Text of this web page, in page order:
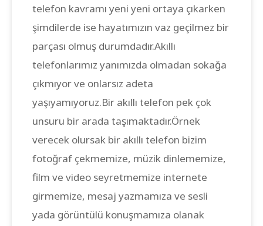
telefon kavramı yeni yeni ortaya çıkarken
şimdilerde ise hayatımızın vaz geçilmez bir
parçası olmuş durumdadır.Akıllı
telefonlarımız yanımızda olmadan sokağa
çıkmıyor ve onlarsız adeta
yaşıyamıyoruz.Bir akıllı telefon pek çok
unsuru bir arada taşımaktadır.Örnek
verecek olursak bir akıllı telefon bizim
fotoğraf çekmemize, müzik dinlememize,
film ve video seyretmemize internete
girmemize, mesaj yazmamıza ve sesli
yada görüntülü konuşmamıza olanak